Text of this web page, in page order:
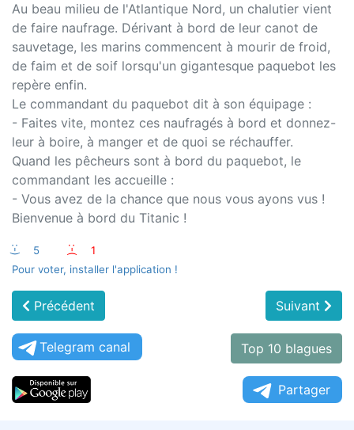
Au beau milieu de l'Atlantique Nord, un chalutier vient
de faire naufrage. Dérivant à bord de leur canot de
sauvetage, les marins commencent à mourir de froid,
de faim et de soif lorsqu'un gigantesque paquebot les
repère enfin.
Le commandant du paquebot dit à son équipage :
- Faites vite, montez ces naufragés à bord et donnez-
leur à boire, à manger et de quoi se réchauffer.
Quand les pêcheurs sont à bord du paquebot, le
commandant les accueille :
- Vous avez de la chance que nous vous ayons vus !
Bienvenue à bord du Titanic !
:-) 5 :-(
1
Pour voter, installer l'application !
Précédent Suivant
Telegram canal Top 10 blagues
Partager